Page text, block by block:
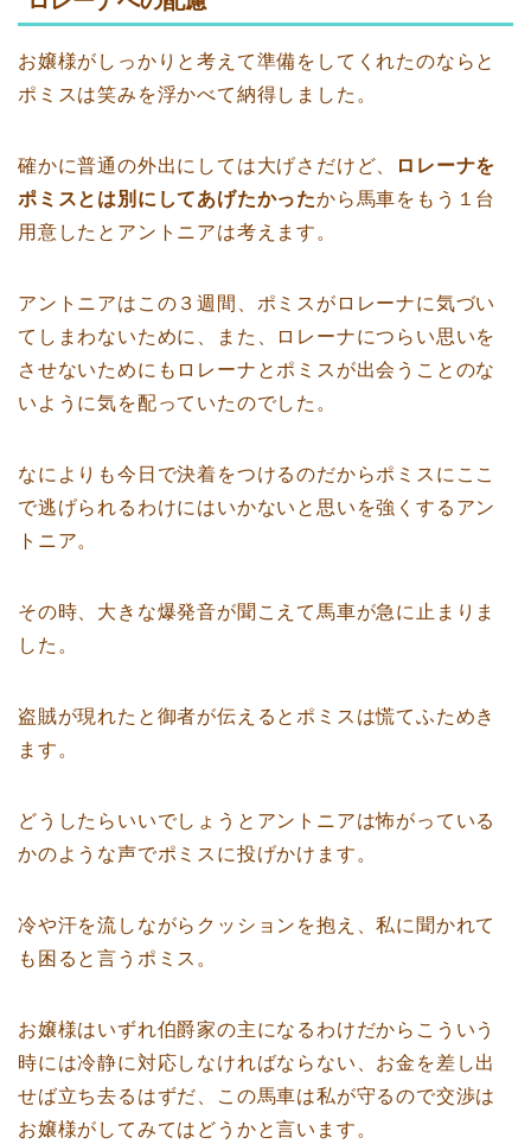
お嬢様がしっかりと考えて準備をしてくれたのならと
ポミスは笑みを浮かべて納得しました。
確かに普通の外出にしては大げさだけど、
ロレーナを
ポミスとは別にしてあげたかったから馬車をもう１台
用意したとアントニアは考えます。
アントニアはこの３週間、ポミスがロレーナに気づい
てしまわないために、また、ロレーナにつらい思いを
させないためにもロレーナとポミスが出会うことのな
いように気を配っていたのでした。
なによりも今日で決着をつけるのだからポミスにここ
で逃げられるわけにはいかないと思いを強くするアン
トニア。
その時、大きな爆発音が聞こえて馬車が急に止まりま
した。
盗賊が現れたと御者が伝えるとポミスは慌てふためき
ます。
どうしたらいいでしょうとアントニアは怖がっている
かのような声でポミスに投げかけます。
冷や汗を流しながらクッションを抱え、私に聞かれて
も困ると言うポミス。
お嬢様はいずれ伯爵家の主になるわけだからこういう
時には冷静に対応しなければならない、お金を差し出
せば立ち去るはずだ、この馬車は私が守るので交渉は
お嬢様がしてみてはどうかと言います。